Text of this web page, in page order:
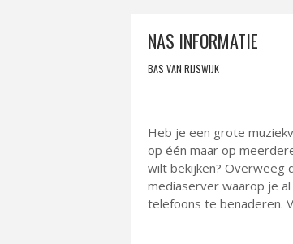
NAS INFORMATIE
BAS VAN RIJSWIJK
Heb je een grote
op één maar op
wilt bekijken? Overweeg
mediaserver waarop je
telefoons te benaderen.